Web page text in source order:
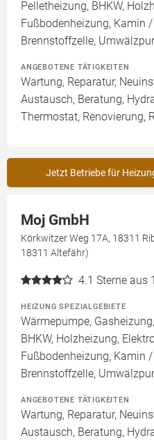
Pelletheizung, BHKW,
Fußbodenheizung, Kamin
Brennstoffzelle,
ANGEBOTENE TÄTIGKEITEN
Wartung, Reparatur,
Austausch, Beratung,
Thermostat, Renovierung,
Jetzt Betriebe für
Moj GmbH
Körkwitzer Weg 17A, 18311
18311 Altefähr)
4.1 Sterne aus
HEIZUNG SPEZIALGEBIETE
Wärmepumpe,
BHKW, Holzheizung,
Fußbodenheizung, Kamin
Brennstoffzelle,
ANGEBOTENE TÄTIGKEITEN
Wartung, Reparatur,
Austausch, Beratung,